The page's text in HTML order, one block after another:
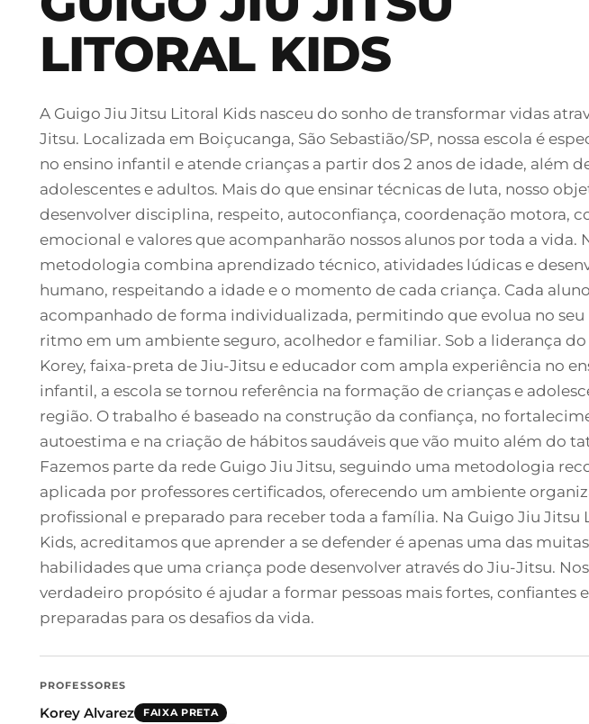
LITORAL KIDS
A Guigo Jiu Jitsu Litoral Kids nasceu do sonho de transformar vidas
Jitsu. Localizada em Boiçucanga, São Sebastião/SP, nossa escola é
no ensino infantil e atende crianças a partir dos 2 anos de idade, além
adolescentes e adultos. Mais do que ensinar técnicas de luta, nosso
desenvolver disciplina, respeito, autoconfiança, coordenação motora,
emocional e valores que acompanharão nossos alunos por toda a vida.
metodologia combina aprendizado técnico, atividades lúdicas e
humano, respeitando a idade e o momento de cada criança. Cada
acompanhado de forma individualizada, permitindo que evolua no
ritmo em um ambiente seguro, acolhedor e familiar. Sob a liderança
Korey, faixa-preta de Jiu-Jitsu e educador com ampla experiência no
infantil, a escola se tornou referência na formação de crianças e
região. O trabalho é baseado na construção da confiança, no
autoestima e na criação de hábitos saudáveis que vão muito além do
Fazemos parte da rede Guigo Jiu Jitsu, seguindo uma metodologia
aplicada por professores certificados, oferecendo um ambiente
profissional e preparado para receber toda a família. Na Guigo Jiu Jitsu
Kids, acreditamos que aprender a se defender é apenas uma das muitas
habilidades que uma criança pode desenvolver através do Jiu-Jitsu.
verdadeiro propósito é ajudar a formar pessoas mais fortes, confiantes e
preparadas para os desafios da vida.
PROFESSORES
Korey Alvarez FAIXA PRETA